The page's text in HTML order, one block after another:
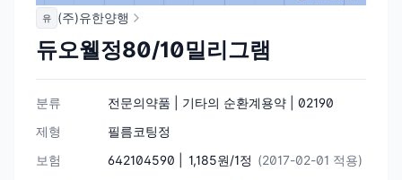
유 (주)유한양행
듀오웰정80/10밀리그램
분류
전문의약품 | 기타의 순환계용약 | 02190
제형
필름코팅정
보험
642104590 | 1,185원/1정 (2017-02-01 적용)